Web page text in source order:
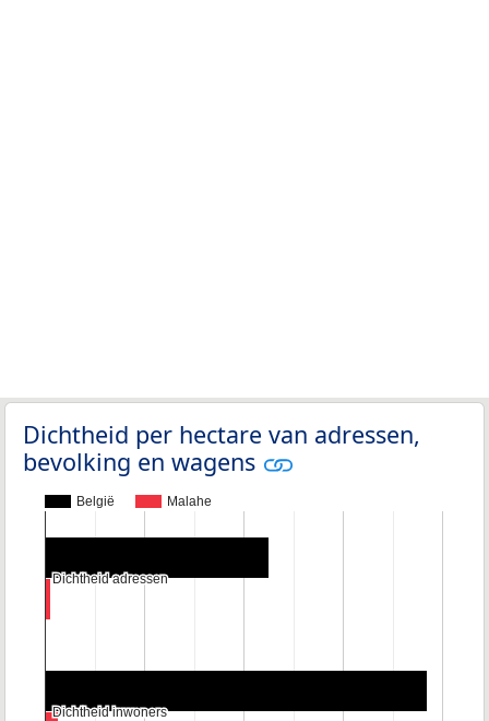
Dichtheid per hectare van adressen,
bevolking en wagens
België Malahe
Dichtheid adressen
Dichtheid adressen
Dichtheid inwoners
Dichtheid inwoners